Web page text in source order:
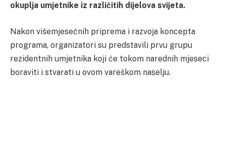
okuplja umjetnike iz različitih dijelova svijeta.
Nakon višemjesečnih priprema i razvoja koncepta
programa, organizatori su predstavili prvu grupu
rezidentnih umjetnika koji će tokom narednih mjeseci
boraviti i stvarati u ovom vareškom naselju.